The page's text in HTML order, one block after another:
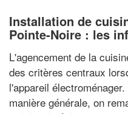
Installation de
Pointe-Noire : les
L'agencement de la
des critères centraux
l'appareil
manière générale, on